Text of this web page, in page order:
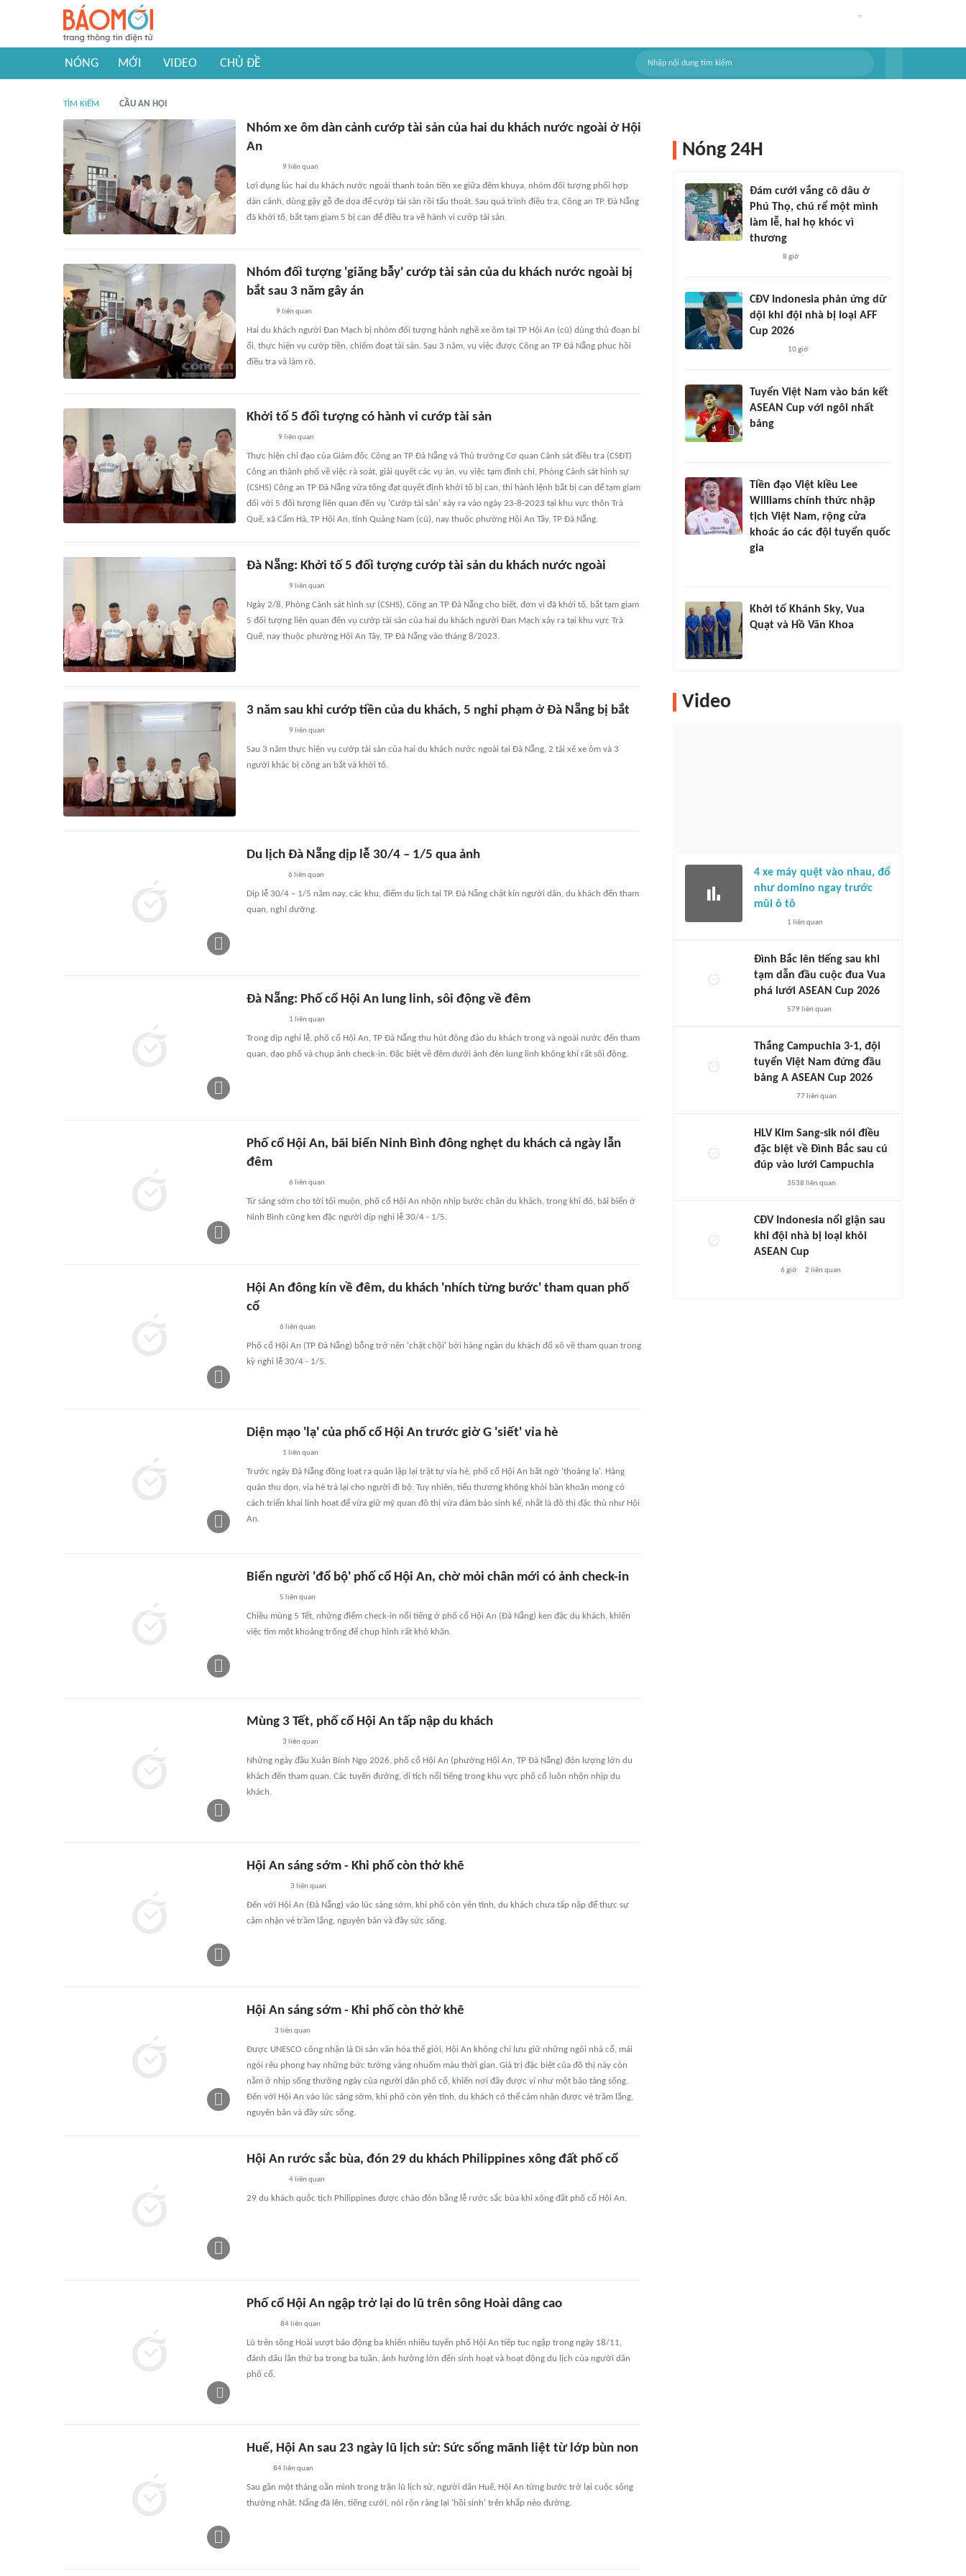
NÓNG MỚI VIDEO CHỦ ĐỀ
TÌM KIẾM CẦU AN HỘI
Nhóm xe ôm dàn cảnh cướp tài sản của hai du khách nước ngoài ở Hội
An
9 liên quan
Lợi dụng lúc hai du khách nước ngoài thanh toán tiền xe giữa đêm khuya, nhóm đối tượng phối hợp
dàn cảnh, dùng gậy gỗ đe dọa để cướp tài sản rồi tẩu thoát. Sau quá trình điều tra, Công an TP. Đà Nẵng
đã khởi tố, bắt tạm giam 5 bị can để điều tra về hành vi cướp tài sản.
Nhóm đối tượng 'giăng bẫy' cướp tài sản của du khách nước ngoài bị
bắt sau 3 năm gây án
9 liên quan
Hai du khách người Đan Mạch bị nhóm đối tượng hành nghề xe ôm tại TP Hội An (cũ) dùng thủ đoạn bỉ
ổi, thực hiện vụ cướp tiền, chiếm đoạt tài sản. Sau 3 năm, vụ việc được Công an TP Đà Nẵng phục hồi
điều tra và làm rõ.
Khởi tố 5 đối tượng có hành vi cướp tài sản
9 liên quan
Thực hiện chỉ đạo của Giám đốc Công an TP Đà Nẵng và Thủ trưởng Cơ quan Cảnh sát điều tra (CSĐT)
Công an thành phố về việc rà soát, giải quyết các vụ án, vụ việc tạm đình chỉ, Phòng Cảnh sát hình sự
(CSHS) Công an TP Đà Nẵng vừa tống đạt quyết định khởi tố bị can, thi hành lệnh bắt bị can để tạm giam
đối với 5 đối tượng liên quan đến vụ 'Cướp tài sản' xảy ra vào ngày 23-8-2023 tại khu vực thôn Trà
Quế, xã Cẩm Hà, TP Hội An, tỉnh Quảng Nam (cũ), nay thuộc phường Hội An Tây, TP Đà Nẵng.
Đà Nẵng: Khởi tố 5 đối tượng cướp tài sản du khách nước ngoài
9 liên quan
Ngày 2/8, Phòng Cảnh sát hình sự (CSHS), Công an TP Đà Nẵng cho biết, đơn vị đã khởi tố, bắt tạm giam
5 đối tượng liên quan đến vụ cướp tài sản của hai du khách người Đan Mạch xảy ra tại khu vực Trà
Quế, nay thuộc phường Hội An Tây, TP Đà Nẵng vào tháng 8/2023.
3 năm sau khi cướp tiền của du khách, 5 nghi phạm ở Đà Nẵng bị bắt
9 liên quan
Sau 3 năm thực hiện vụ cướp tài sản của hai du khách nước ngoài tại Đà Nẵng, 2 tài xế xe ôm và 3
người khác bị công an bắt và khởi tố.
Du lịch Đà Nẵng dịp lễ 30/4 – 1/5 qua ảnh
6 liên quan
Dịp lễ 30/4 – 1/5 năm nay, các khu, điểm du lịch tại TP. Đà Nẵng chật kín người dân, du khách đến tham
quan, nghỉ dưỡng.
Đà Nẵng: Phố cổ Hội An lung linh, sôi động về đêm
1 liên quan
Trong dịp nghỉ lễ, phố cổ Hội An, TP Đà Nẵng thu hút đông đảo du khách trong và ngoài nước đến tham
quan, dạo phố và chụp ảnh check-in. Đặc biệt về đêm dưới ánh đèn lung linh không khí rất sôi động.
Phố cổ Hội An, bãi biển Ninh Bình đông nghẹt du khách cả ngày lẫn
đêm
6 liên quan
Từ sáng sớm cho tới tối muộn, phố cổ Hội An nhộn nhịp bước chân du khách, trong khi đó, bãi biển ở
Ninh Bình cũng ken đặc người dịp nghỉ lễ 30/4 - 1/5.
Hội An đông kín về đêm, du khách 'nhích từng bước' tham quan phố
cổ
6 liên quan
Phố cổ Hội An (TP Đà Nẵng) bỗng trở nên 'chật chội' bởi hàng ngàn du khách đổ xô về tham quan trong
kỳ nghỉ lễ 30/4 - 1/5.
Diện mạo 'lạ' của phố cổ Hội An trước giờ G 'siết' vỉa hè
1 liên quan
Trước ngày Đà Nẵng đồng loạt ra quân lập lại trật tự vỉa hè, phố cổ Hội An bất ngờ 'thoáng lạ'. Hàng
quán thu dọn, vỉa hè trả lại cho người đi bộ. Tuy nhiên, tiểu thương không khỏi băn khoăn mong có
cách triển khai linh hoạt để vừa giữ mỹ quan đô thị vừa đảm bảo sinh kế, nhất là đô thị đặc thù như Hội
An.
Biển người 'đổ bộ' phố cổ Hội An, chờ mỏi chân mới có ảnh check-in
5 liên quan
Chiều mùng 5 Tết, những điểm check-in nổi tiếng ở phố cổ Hội An (Đà Nẵng) ken đặc du khách, khiến
việc tìm một khoảng trống để chụp hình rất khó khăn.
Mùng 3 Tết, phố cổ Hội An tấp nập du khách
3 liên quan
Những ngày đầu Xuân Bính Ngọ 2026, phố cổ Hội An (phường Hội An, TP Đà Nẵng) đón lượng lớn du
khách đến tham quan. Các tuyến đường, di tích nổi tiếng trong khu vực phố cổ luôn nhộn nhịp du
khách.
Hội An sáng sớm - Khi phố còn thở khẽ
3 liên quan
Đến với Hội An (Đà Nẵng) vào lúc sáng sớm, khi phố còn yên tĩnh, du khách chưa tấp nập để thực sự
cảm nhận vẻ trầm lắng, nguyên bản và đầy sức sống.
Hội An sáng sớm - Khi phố còn thở khẽ
3 liên quan
Được UNESCO công nhận là Di sản văn hóa thế giới, Hội An không chỉ lưu giữ những ngôi nhà cổ, mái
ngói rêu phong hay những bức tường vàng nhuốm màu thời gian. Giá trị đặc biệt của đô thị này còn
nằm ở nhịp sống thường ngày của người dân phố cổ, khiến nơi đây được ví như một bảo tàng sống.
Đến với Hội An vào lúc sáng sớm, khi phố còn yên tĩnh, du khách có thể cảm nhận được vẻ trầm lắng,
nguyên bản và đầy sức sống.
Hội An rước sắc bùa, đón 29 du khách Philippines xông đất phố cổ
4liên quan
29 du khách quốc tịch Philippines được chào đón bằng lễ rước sắc bùa khi xông đất phố cổ Hội An.
Phố cổ Hội An ngập trở lại do lũ trên sông Hoài dâng cao
84 liên quan
Lũ trên sông Hoài vượt báo động ba khiến nhiều tuyến phố Hội An tiếp tục ngập trong ngày 18/11,
đánh dấu lần thứ ba trong ba tuần, ảnh hưởng lớn đến sinh hoạt và hoạt động du lịch của người dân
phố cổ.
Huế, Hội An sau 23 ngày lũ lịch sử: Sức sống mãnh liệt từ lớp bùn non
84liên quan
Sau gần một tháng oằn mình trong trận lũ lịch sử, người dân Huế, Hội An từng bước trở lại cuộc sống
thường nhật. Nắng đã lên, tiếng cười, nói rộn ràng lại 'hồi sinh' trên khắp nẻo đường.
Nóng 24H
Đám cưới vắng cô dâu ở
Phú Thọ, chú rể một mình
làm lễ, hai họ khóc vì
thương
8 giờ
CĐV Indonesia phản ứng dữ
dội khi đội nhà bị loại AFF
Cup 2026
10 giờ
Tuyển Việt Nam vào bán kết
ASEAN Cup với ngôi nhất
bảng
Tiền đạo Việt kiều Lee
Williams chính thức nhập
tịch Việt Nam, rộng cửa
khoác áo các đội tuyển quốc
gia
Khởi tố Khánh Sky, Vua
Quạt và Hồ Văn Khoa
Video
4 xe máy quệt vào nhau, đổ
như domino ngay trước
mũi ô tô
1 liên quan
Đình Bắc lên tiếng sau khi
tạm dẫn đầu cuộc đua Vua
phá lưới ASEAN Cup 2026
579 liên quan
Thắng Campuchia 3-1, đội
tuyển Việt Nam đứng đầu
bảng A ASEAN Cup 2026
77liên quan
HLV Kim Sang-sik nói điều
đặc biệt về Đình Bắc sau cú
đúp vào lưới Campuchia
3538 liên quan
CĐV Indonesia nổi giận sau
khi đội nhà bị loại khỏi
ASEAN Cup
6 giờ 2 liên quan